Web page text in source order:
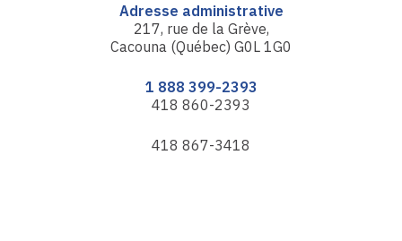
Adresse administrative
217, rue de la Grève,
Cacouna (Québec) G0L 1G0
1 888 399-2393
418 860-2393
418 867-3418